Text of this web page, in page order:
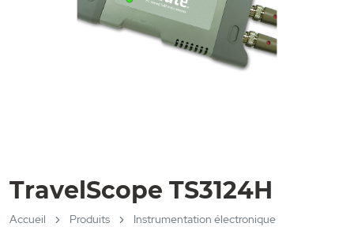
TravelScope TS3124H
Accueil Produits
Instrumentation électronique